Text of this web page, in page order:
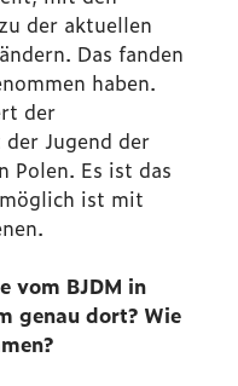
der aktuellen
Das fanden
haben.
der
Jugend der
Polen. Es ist das
ist mit
vom BJDM in
genau dort? Wie